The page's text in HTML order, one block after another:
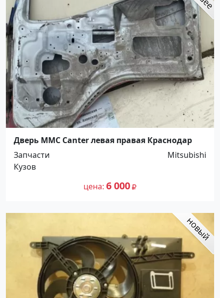
Дверь MMC Canter левая правая Краснодар
Запчасти
Mitsubishi
Кузов
цена 6 000